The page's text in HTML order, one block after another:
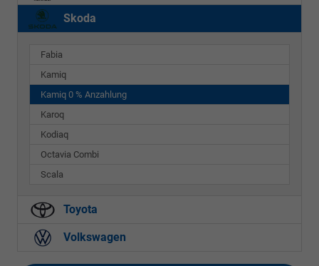
Skoda
Fabia
Kamiq
Kamiq 0 % Anzahlung
Karoq
Kodiaq
Octavia Combi
Scala
Toyota
Volkswagen